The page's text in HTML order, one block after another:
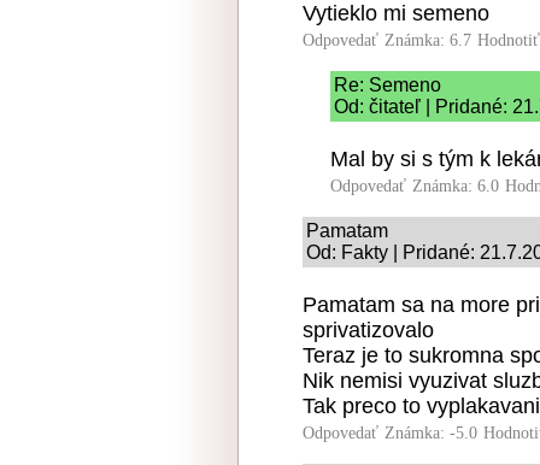
Vytieklo mi semeno
Odpovedať Známka: 6.7
Re: Semeno
Od: čitateľ | Pridané:
Mal by si s tým k
Odpovedať Známka: 6.0
Pamatam
Od: Fakty | Pridané:
Pamatam sa na more
sprivatizovalo
Teraz je to sukromna
Nik nemisi vyuzivat
Tak preco to
Odpovedať Známka: -5.0